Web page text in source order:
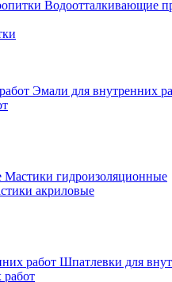
Водоотталкивающие
Эмали для внутренних
Мастики гидроизоляционные
акриловые
Шпатлевки для